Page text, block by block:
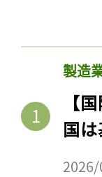
製造
【
国